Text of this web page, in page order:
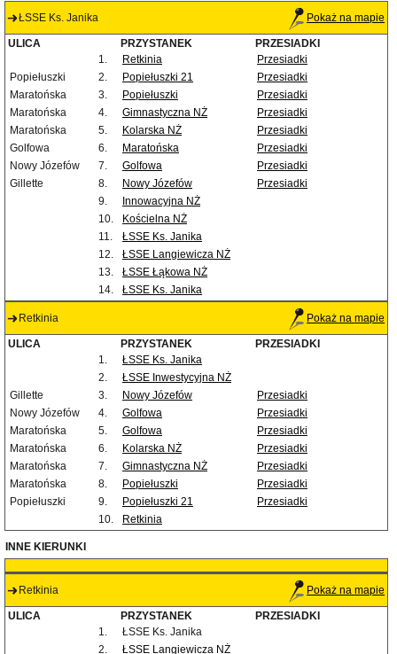
ŁSSE Ks. Janika Pokaż na mapie
ULICA PRZYSTANEK
PRZESIADKI
1.
Retkinia
Przesiadki
Popiełuszki
2. Popiełuszki 21
Przesiadki
Maratońska
3. Popiełuszki
Przesiadki
Maratońska
4. Gimnastyczna NŻ
Przesiadki
Maratońska
5. Kolarska NŻ
Przesiadki
Golfowa
6. Maratońska
Przesiadki
Nowy Józefów
7. Golfowa
Przesiadki
Gillette
8. Nowy Józefów
Przesiadki
9.
Innowacyjna NŻ
10.
Kościelna NŻ
11.
ŁSSE Ks. Janika
12.
ŁSSE Langiewicza NŻ
13.
ŁSSE Łąkowa NŻ
14.
ŁSSE Ks. Janika
Retkinia Pokaż na mapie
ULICA PRZYSTANEK
PRZESIADKI
1.
ŁSSE Ks. Janika
2.
ŁSSE Inwestycyjna NŻ
Gillette
3. Nowy Józefów
Przesiadki
Nowy Józefów
4. Golfowa
Przesiadki
Maratońska
5. Golfowa
Przesiadki
Maratońska
6. Kolarska NŻ
Przesiadki
Maratońska
7. Gimnastyczna NŻ
Przesiadki
Maratońska
8. Popiełuszki
Przesiadki
Popiełuszki
9. Popiełuszki 21
Przesiadki
10.
Retkinia
INNE KIERUNKI
Retkinia Pokaż na mapie
ULICA PRZYSTANEK
PRZESIADKI
1.
ŁSSE Ks. Janika
2.
ŁSSE Langiewicza NŻ